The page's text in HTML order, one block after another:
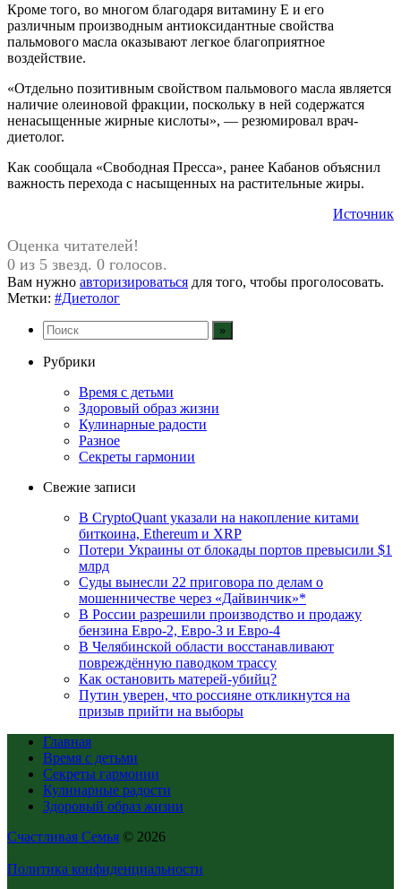
Кроме того, во многом благодаря витамину Е и его
различным производным антиоксидантные свойства
пальмового масла оказывают легкое благоприятное
воздействие.
«Отдельно позитивным свойством пальмового масла является
наличие олеиновой фракции, поскольку в ней содержатся
ненасыщенные жирные кислоты», — резюмировал врач-
диетолог.
Как сообщала «Свободная Пресса», ранее Кабанов объяснил
важность перехода с насыщенных на растительные жиры.
Источник
Оценка читателей!
0 из 5 звезд. 0 голосов.
Вам нужно авторизироваться для того, чтобы проголосовать.
Метки: #Диетолог
Рубрики
Время с детьми
Здоровый образ жизни
Кулинарные радости
Разное
Секреты гармонии
Свежие записи
В CryptoQuant указали на накопление китами
биткоина, Ethereum и XRP
Потери Украины от блокады портов превысили $1
млрд
Суды вынесли 22 приговора по делам о
мошенничестве через «Дайвинчик»*
В России разрешили производство и продажу
бензина Евро-2, Евро-3 и Евро-4
В Челябинской области восстанавливают
повреждённую паводком трассу
Как остановить матерей-убийц?
Путин уверен, что россияне откликнутся на
призыв прийти на выборы
Главная
Время с детьми
Секреты гармонии
Кулинарные радости
Здоровый образ жизни
Счастливая Семья © 2026
Политика конфиденциальности